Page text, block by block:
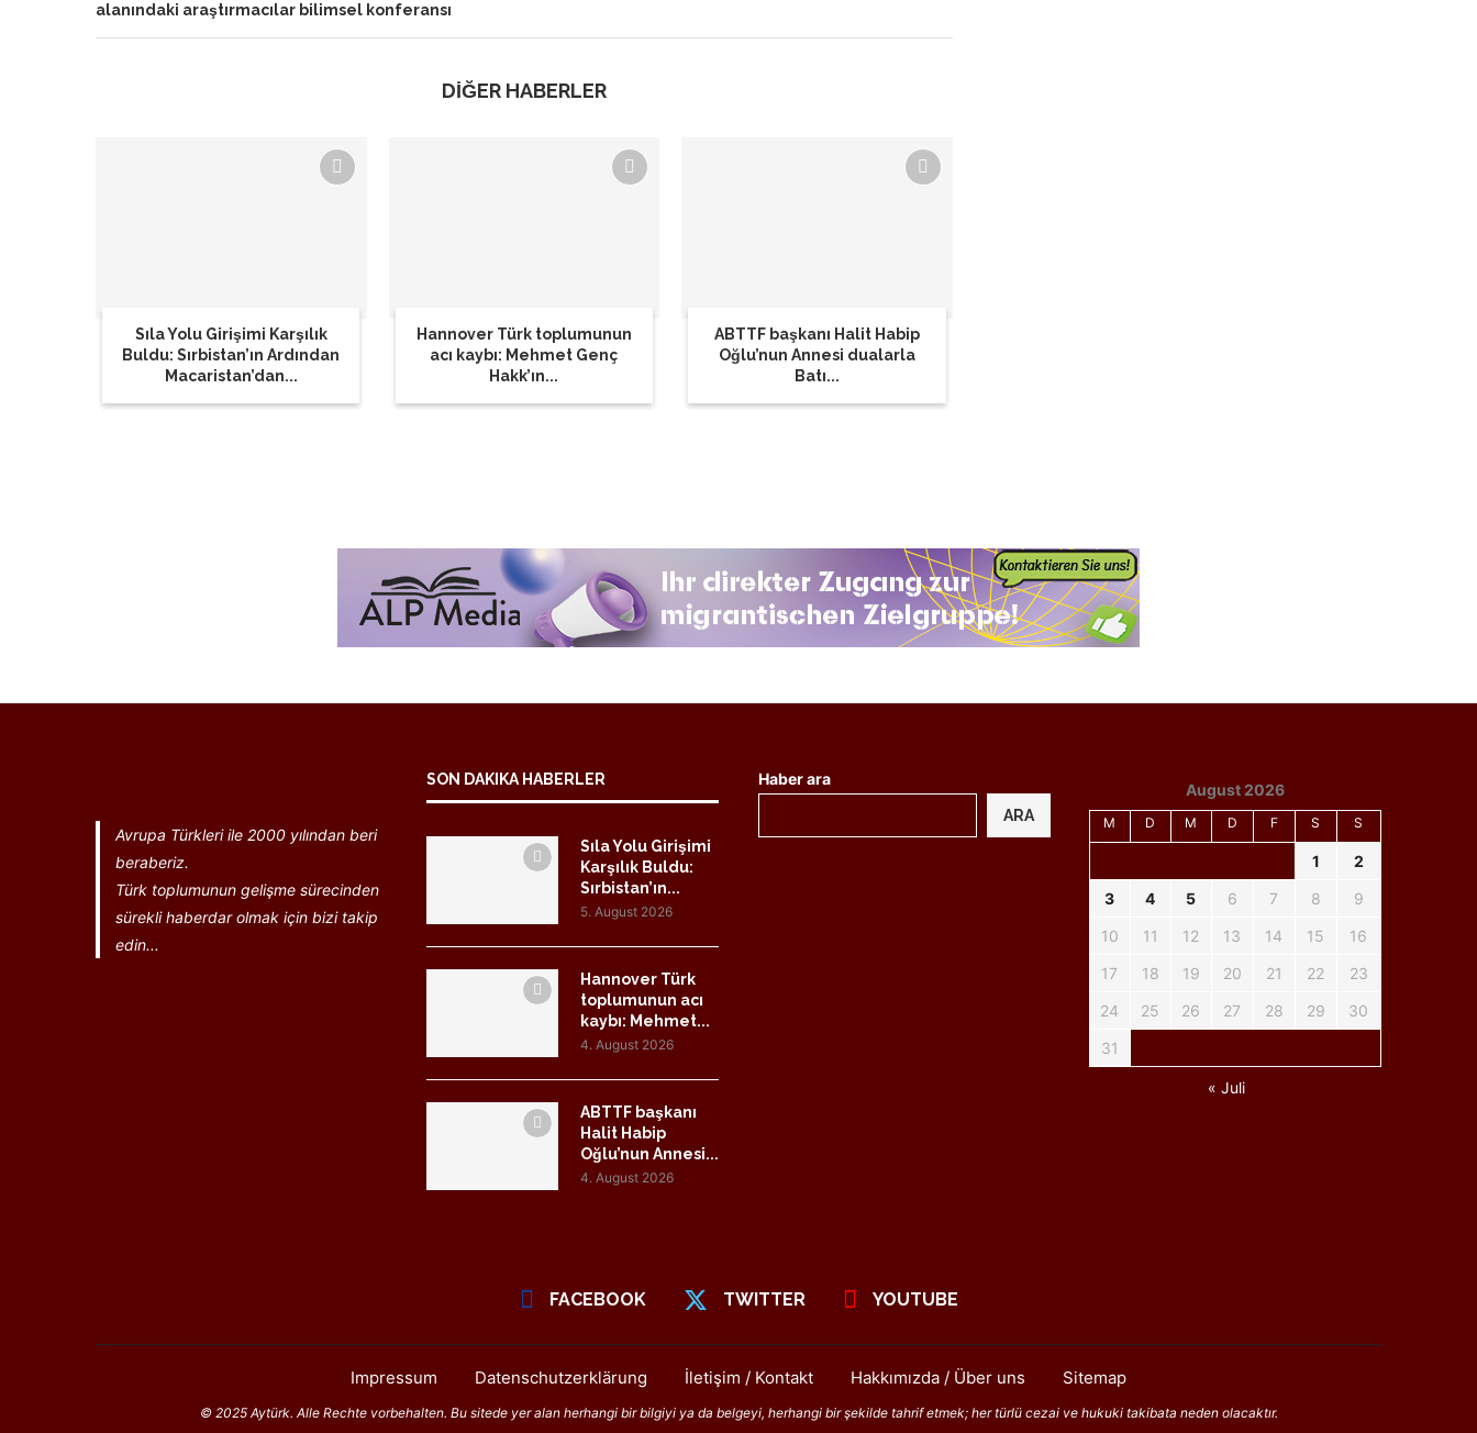
alanındaki araştırmacılar bilimsel konferansı
DİĞER HABERLER
Sıla Yolu Girişimi Karşılık
Buldu: Sırbistan’ın Ardından
Macaristan’dan...
Hannover Türk toplumunun
acı kaybı: Mehmet Genç
Hakk’ın...
ABTTF başkanı Halit Habip
Oğlu’nun Annesi dualarla
Batı...
Avrupa Türkleri ile 2000 yılından beri
beraberiz.
Türk toplumunun gelişme sürecinden
sürekli haberdar olmak için bizi takip
edin...
SON DAKIKA HABERLER
Sıla Yolu Girişimi
Karşılık Buldu:
Sırbistan’ın...
5. August 2026
Hannover Türk
toplumunun acı
kaybı: Mehmet...
4. August 2026
ABTTF başkanı
Halit Habip
Oğlu’nun Annesi...
4. August 2026
Haber ara
ARA
August 2026
M D M D F S S
1
2
3
4 5 6 7 8
9
10
11 12 13 14 15
16
17
18 19 20 21 22
23
24
25 26 27 28 29
30
31
« Juli
FACEBOOK TWITTER YOUTUBE
Impressum Datenschutzerklärung İletişim / Kontakt Hakkımızda / Über uns Sitemap
© 2025 Aytürk. Alle Rechte vorbehalten. Bu sitede yer alan herhangi bir bilgiyi ya da belgeyi, herhangi bir şekilde tahrif etmek; her türlü cezai ve hukuki takibata neden olacaktır.